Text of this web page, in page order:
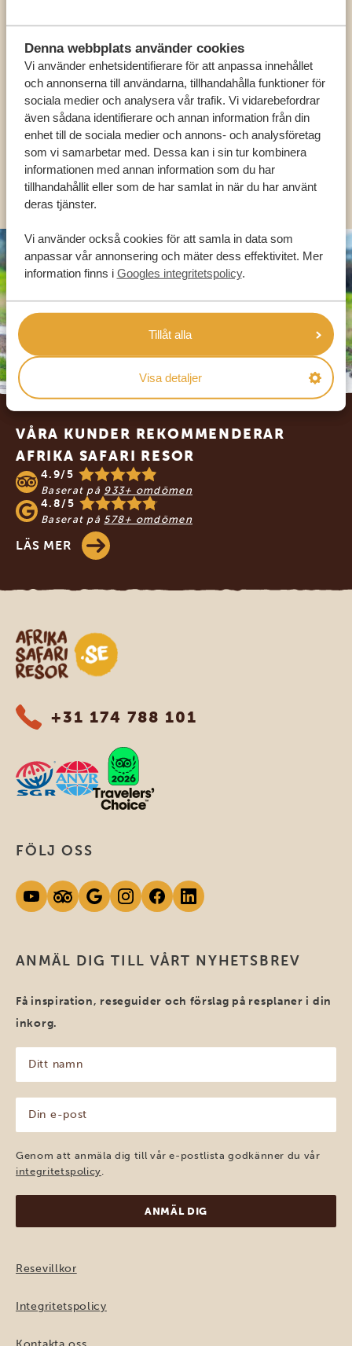
Denna webbplats använder cookies
Vi använder enhetsidentifierare för att anpassa innehållet
och annonserna till användarna, tillhandahålla funktioner för
sociala medier och analysera vår trafik. Vi vidarebefordrar
även sådana identifierare och annan information från din
enhet till de sociala medier och annons- och analysföretag
som vi samarbetar med. Dessa kan i sin tur kombinera
informationen med annan information som du har
tillhandahållit eller som de har samlat in när du har använt
deras tjänster.
Vi använder också cookies för att samla in data som
anpassar vår annonsering och mäter dess effektivitet. Mer
information finns i Googles integritetspolicy.
Tillåt alla
Visa detaljer
Ring en av våra experter
VÅRA SPECIALISTER FINNS HÄR FÖR ATT
HJÄLPA DIG
SV:+31 174 788 101
OLIKA LÄNDER
Footer
VÅRA KUNDER REKOMMENDERAR
AFRIKA SAFARI RESOR
4.9/5
Baserat på 933+ omdömen
4.8/5
Baserat på 578+ omdömen
LÄS MER
Safari-resor i Afrika
+31 174 788 101
ANMÄL DIG TILL VÅRT NYHETSBREV
Få inspiration, reseguider och förslag på resplaner i din
inkorg.
namn
(Obligatoriskt)
post
(Obligatoriskt)
Genom att anmäla dig till vår e-postlista godkänner du vår
integritetspolicy.
FÖLJ OSS
Resevillkor
Integritetspolicy